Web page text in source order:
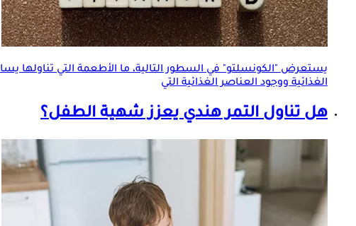
يستعرض "الكونسلتو" في السطور التالية، ما الأطعمة التي تناولها
الغذائية ووجودالعناصر الغذائيةالتي
هل تناول التمر هندي يعزز شهية الطفل؟